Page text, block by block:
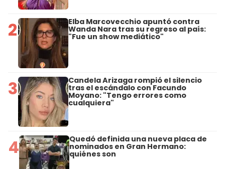
2 Elba Marcovecchio apuntó contra
Wanda Nara tras su regreso al país:
"Fue un show mediático"
3 Candela Arizaga rompió el silencio
tras el escándalo con Facundo
Moyano: "Tengo errores como
cualquiera"
4 Quedó definida una nueva placa de
nominados en Gran Hermano:
quiénes son